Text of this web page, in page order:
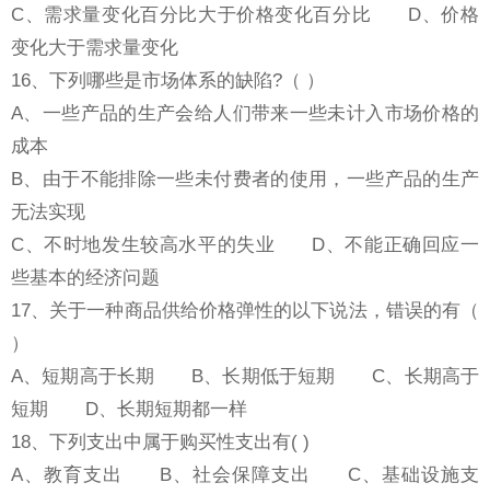
C、需求量变化百分比大于价格变化百分比 D、价格
变化大于需求量变化
16、下列哪些是市场体系的缺陷?（ ）
A、一些产品的生产会给人们带来一些未计入市场价格的
成本
B、由于不能排除一些未付费者的使用，一些产品的生产
无法实现
C、不时地发生较高水平的失业 D、不能正确回应一
些基本的经济问题
17、关于一种商品供给价格弹性的以下说法，错误的有（
）
A、短期高于长期 B、长期低于短期 C、长期高于
短期 D、长期短期都一样
18、下列支出中属于购买性支出有( )
A、教育支出 B、社会保障支出 C、基础设施支